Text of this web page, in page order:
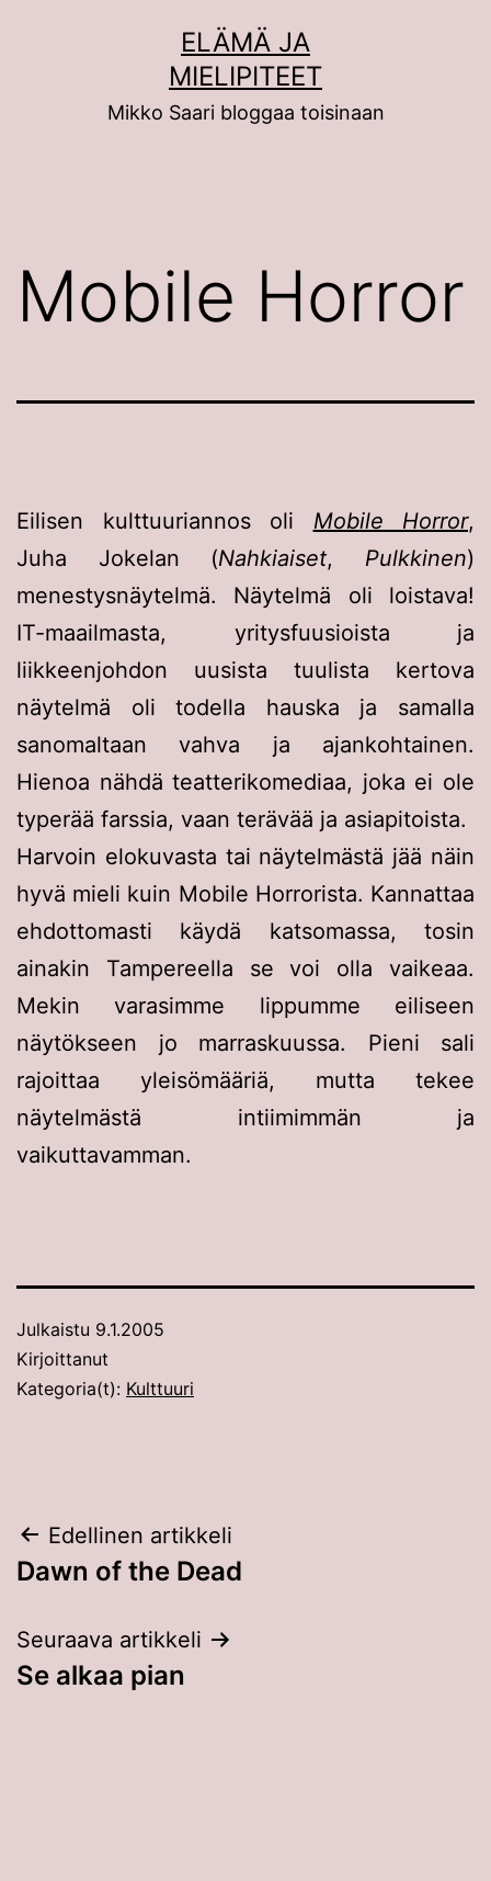
ELÄMÄ JA
MIELIPITEET
Mikko Saari bloggaa toisinaan
Mobile Horror
Eilisen kulttuuriannos oli Mobile Horror,
Juha Jokelan (Nahkiaiset, Pulkkinen)
menestysnäytelmä. Näytelmä oli loistava!
IT-maailmasta, yritysfuusioista ja
liikkeenjohdon uusista tuulista kertova
näytelmä oli todella hauska ja samalla
sanomaltaan vahva ja ajankohtainen.
Hienoa nähdä teatterikomediaa, joka ei ole
typerää farssia, vaan terävää ja asiapitoista.
Harvoin elokuvasta tai näytelmästä jää näin
hyvä mieli kuin Mobile Horrorista. Kannattaa
ehdottomasti käydä katsomassa, tosin
ainakin Tampereella se voi olla vaikeaa.
Mekin varasimme lippumme eiliseen
näytökseen jo marraskuussa. Pieni sali
rajoittaa yleisömääriä, mutta tekee
näytelmästä intiimimmän ja
vaikuttavamman.
Julkaistu 9.1.2005
Kirjoittanut
Kategoria(t): Kulttuuri
Artikkelien
selaus
Edellinen artikkeli
Dawn of the Dead
Seuraava artikkeli
Se alkaa pian